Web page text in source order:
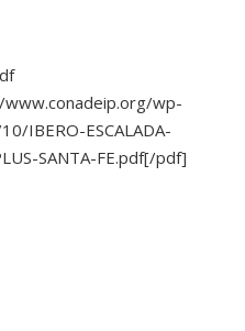
wp-
IBERO-ESCALADA-
SANTA-FE.pdf[/pdf]